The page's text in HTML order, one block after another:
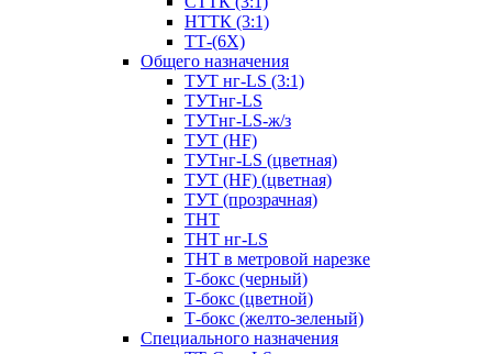
НТТК (3:1)
ТТ-(6Х)
Общего назначения
ТУТ нг-LS (3:1)
ТУТнг-LS
ТУТнг-LS-ж/з
ТУТ (HF)
ТУТнг-LS (цветная)
ТУТ (HF) (цветная)
ТУТ (прозрачная)
ТНТ
ТНТ нг-LS
ТНТ в метровой нарезке
Т-бокс (черный)
Т-бокс (цветной)
Т-бокс (желто-зеленый)
Специального назначения